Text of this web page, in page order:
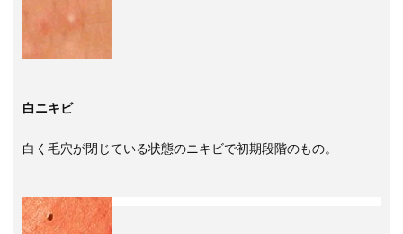
白ニキビ
白く毛穴が閉じている状態のニキビで初期段階のもの。